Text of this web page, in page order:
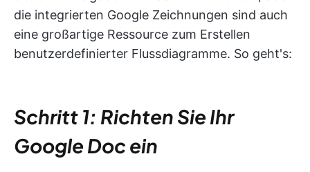
die integrierten Google Zeichnungen sind auch
eine großartige Ressource zum Erstellen
benutzerdefinierter Flussdiagramme. So geht's:
Schritt 1: Richten Sie Ihr
Google Doc ein